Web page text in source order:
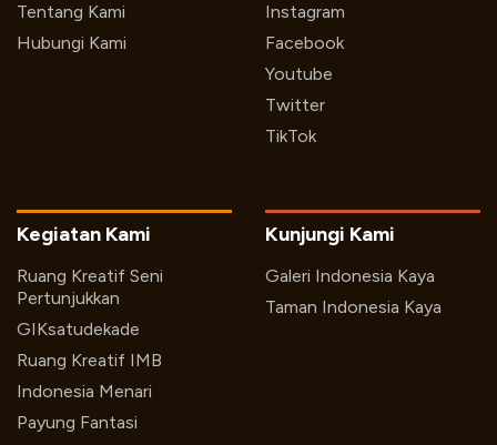
Tentang Kami
Hubungi Kami
Instagram
Facebook
Youtube
Twitter
TikTok
Kegiatan Kami
Ruang Kreatif Seni
Pertunjukkan
GIKsatudekade
Ruang Kreatif IMB
Indonesia Menari
Payung Fantasi
Kunjungi Kami
Galeri Indonesia Kaya
Taman Indonesia Kaya